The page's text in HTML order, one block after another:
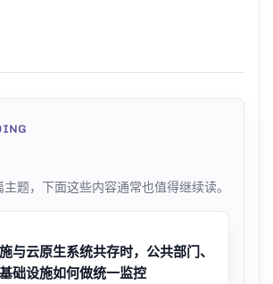
题，下面这些内容通常也值得继续读。
与云原生系统共存时，公共部门、
础设施如何做统一监控